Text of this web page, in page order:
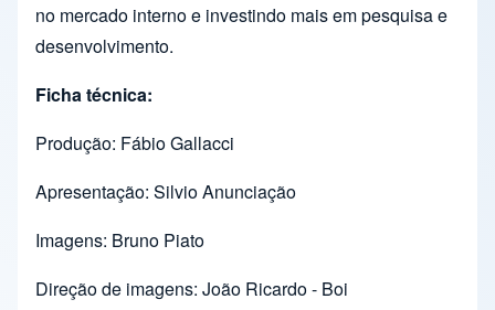
no mercado interno e investindo mais em pesquisa e
desenvolvimento.
Ficha técnica:
Produção: Fábio Gallacci
Apresentação: Silvio Anunciação
Imagens: Bruno Piato
Direção de imagens: João Ricardo - Boi